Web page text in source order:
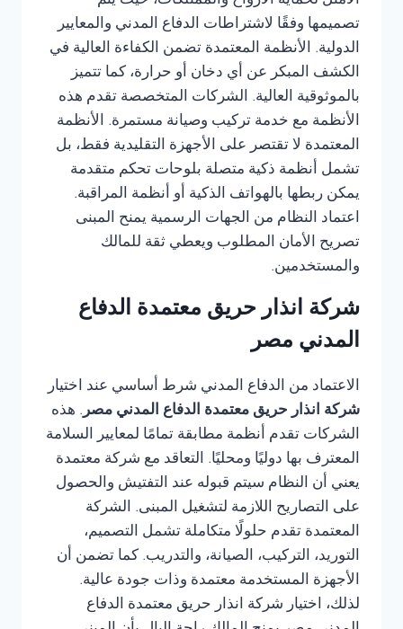
تصميمها وفقًا لاشتراطات الدفاع المدني والمعايير
الدولية. الأنظمة المعتمدة تضمن الكفاءة العالية في
الكشف المبكر عن أي دخان أو حرارة، كما تتميز
بالموثوقية العالية. الشركات المتخصصة تقدم هذه
الأنظمة مع خدمة تركيب وصيانة مستمرة. الأنظمة
المعتمدة لا تقتصر على الأجهزة التقليدية فقط، بل
تشمل أنظمة ذكية متصلة بلوحات تحكم متقدمة
يمكن ربطها بالهواتف الذكية أو أنظمة المراقبة.
اعتماد النظام من الجهات الرسمية يمنح المبنى
تصريح الأمان المطلوب ويعطي ثقة للمالك
والمستخدمين.
شركة انذار حريق معتمدة الدفاع
المدني مصر
الاعتماد من الدفاع المدني شرط أساسي عند اختيار
شركة انذار حريق معتمدة الدفاع المدني مصر. هذه
الشركات تقدم أنظمة مطابقة تمامًا لمعايير السلامة
المعترف بها دوليًا ومحليًا. التعاقد مع شركة معتمدة
يعني أن النظام سيتم قبوله عند التفتيش والحصول
على التصاريح اللازمة لتشغيل المبنى. الشركة
المعتمدة تقدم حلولًا متكاملة تشمل التصميم،
التوريد، التركيب، الصيانة، والتدريب. كما تضمن أن
الأجهزة المستخدمة معتمدة وذات جودة عالية.
لذلك، اختيار شركة انذار حريق معتمدة الدفاع